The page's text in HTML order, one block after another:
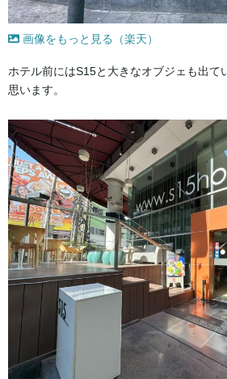
画像をもっと見る（楽天）
ホテル前にはS15と大きなオブジェも出て
思います。